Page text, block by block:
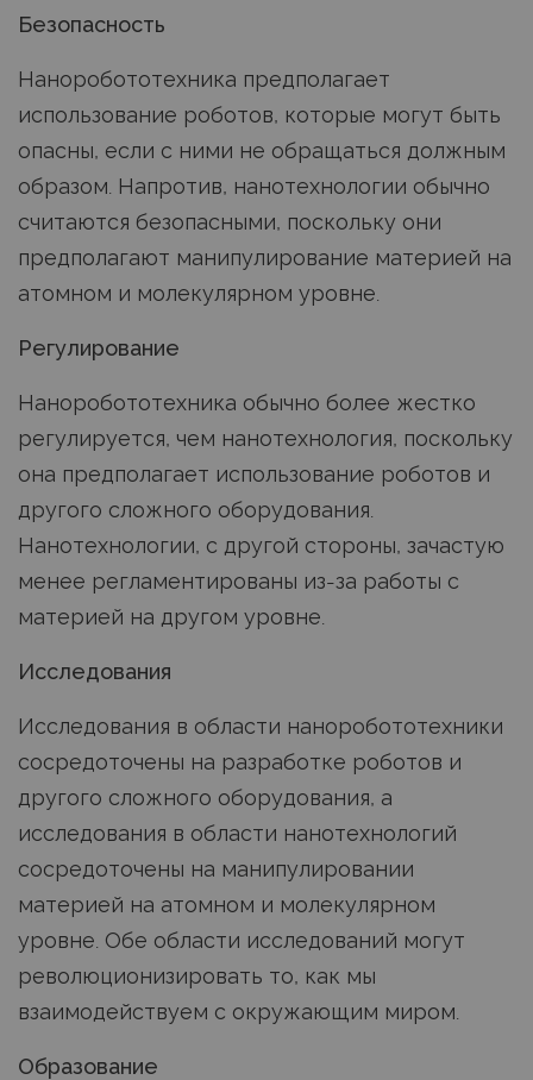
Безопасность
Наноробототехника предполагает
использование роботов, которые могут быть
опасны, если с ними не обращаться должным
образом. Напротив, нанотехнологии обычно
считаются безопасными, поскольку они
предполагают манипулирование материей на
атомном и молекулярном уровне.
Регулирование
Наноробототехника обычно более жестко
регулируется, чем нанотехнология, поскольку
она предполагает использование роботов и
другого сложного оборудования.
Нанотехнологии, с другой стороны, зачастую
менее регламентированы из-за работы с
материей на другом уровне.
Исследования
Исследования в области наноробототехники
сосредоточены на разработке роботов и
другого сложного оборудования, а
исследования в области нанотехнологий
сосредоточены на манипулировании
материей на атомном и молекулярном
уровне. Обе области исследований могут
революционизировать то, как мы
взаимодействуем с окружающим миром.
Образование